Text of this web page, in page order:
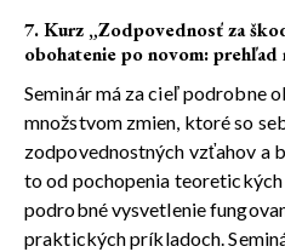
7. Kurz „Zodpovednosť za
obohatenie po novom: prehľad
Seminár má za cieľ podrobne
množstvom zmien, ktoré so
zodpovednostných vzťahov a
to od pochopenia
podrobné vysvetlenie
praktických príkladoch.